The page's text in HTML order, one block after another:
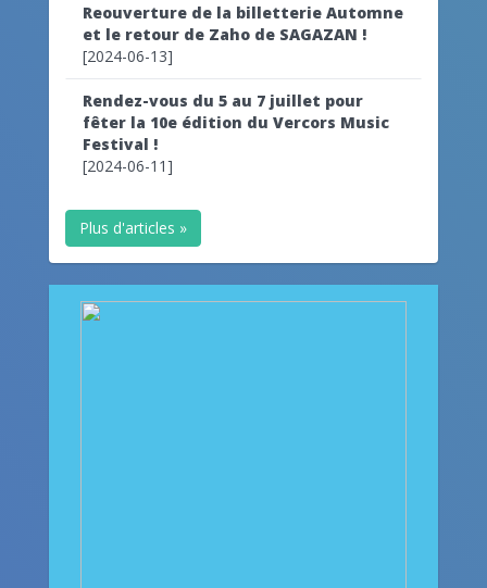
Reouverture de la billetterie Automne
et le retour de Zaho de SAGAZAN !
[2024-06-13]
Rendez-vous du 5 au 7 juillet pour
fêter la 10e édition du Vercors Music
Festival !
[2024-06-11]
Plus d'articles »